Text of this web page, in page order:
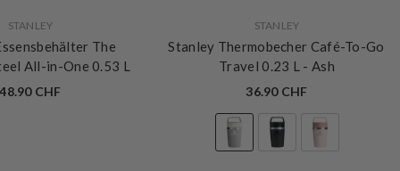
STANLEY
The
All-in-One 0.53 L
48.90 CHF
STANLEY
Stanley Thermobecher Café-To-Go
Travel 0.23 L - Ash
36.90 CHF